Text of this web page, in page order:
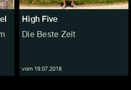
High Five
Die Beste Zeit
vom 19.07.2018